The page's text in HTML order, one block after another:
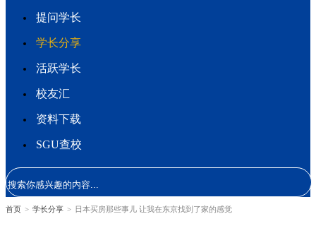
提问学长
学长分享
活跃学长
校友汇
资料下载
SGU查校
首页 > 学长分享 > 日本买房那些事儿 让我在东京找到了家的感觉